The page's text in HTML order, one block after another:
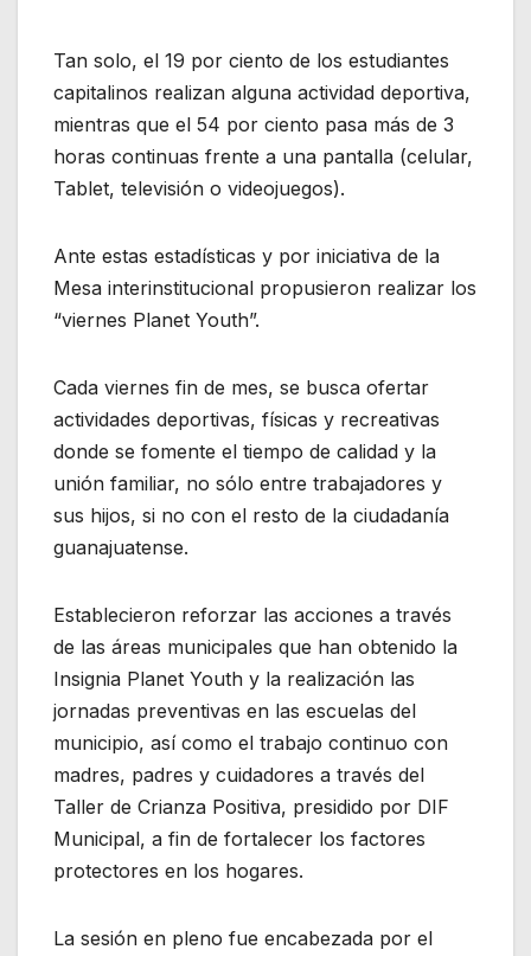
Tan solo, el 19 por ciento de los estudiantes
capitalinos realizan alguna actividad deportiva,
mientras que el 54 por ciento pasa más de 3
horas continuas frente a una pantalla (celular,
Tablet, televisión o videojuegos).
Ante estas estadísticas y por iniciativa de la
Mesa interinstitucional propusieron realizar los
“viernes Planet Youth”.
Cada viernes fin de mes, se busca ofertar
actividades deportivas, físicas y recreativas
donde se fomente el tiempo de calidad y la
unión familiar, no sólo entre trabajadores y
sus hijos, si no con el resto de la ciudadanía
guanajuatense.
Establecieron reforzar las acciones a través
de las áreas municipales que han obtenido la
Insignia Planet Youth y la realización las
jornadas preventivas en las escuelas del
municipio, así como el trabajo continuo con
madres, padres y cuidadores a través del
Taller de Crianza Positiva, presidido por DIF
Municipal, a fin de fortalecer los factores
protectores en los hogares.
La sesión en pleno fue encabezada por el